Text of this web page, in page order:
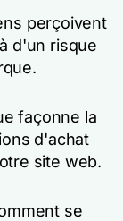
perçoivent
d'un risque
façonne la
d'achat
site web.
se